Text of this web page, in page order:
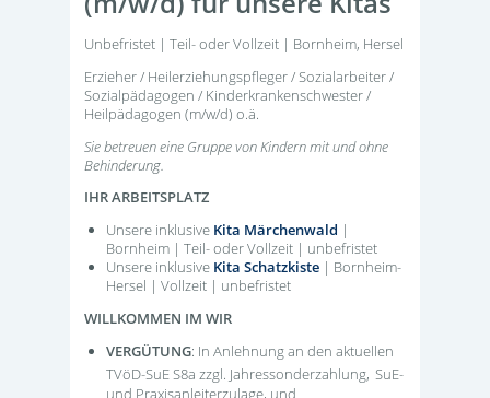
Unbefristet | Teil- oder Vollzeit | Bornheim, Hersel
Erzieher / Heilerziehungspfleger / Sozialarbeiter /
Sozialpädagogen / Kinderkrankenschwester /
Heilpädagogen (m/w/d) o.ä.
Sie betreuen eine Gruppe von Kindern mit und ohne
Behinderung.
IHR ARBEITSPLATZ
Unsere inklusive Kita Märchenwald |
Bornheim | Teil- oder Vollzeit | unbefristet
Unsere inklusive Kita Schatzkiste | Bornheim-
Hersel | Vollzeit | unbefristet
WILLKOMMEN IM WIR
VERGÜTUNG: In Anlehnung an den aktuellen
TVöD-SuE S8a zzgl. Jahressonderzahlung, SuE-
und Praxisanleiterzulage, und